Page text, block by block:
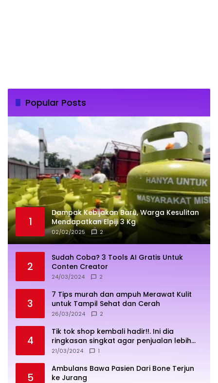
Popular Posts
1
Dampak Kebijakan Baru, Warga Kesulitan
Mendapatkan Elpiji 3 Kg
02/02/2025 2
2
Sudah Coba? 3 Tools AI Gratis Untuk
Conten Creator
24/03/2024 2
3
7 Tips murah dan ampuh Merawat Kulit
untuk Tampil Sehat dan Cerah
26/03/2024 2
4
Tik tok shop kembali hadir!!. Ini dia
ringkasan singkat agar penjualan lebih
sukses
21/03/2024 1
5
Ambulans Bawa Pasien Dari Bone Terjun
ke Jurang